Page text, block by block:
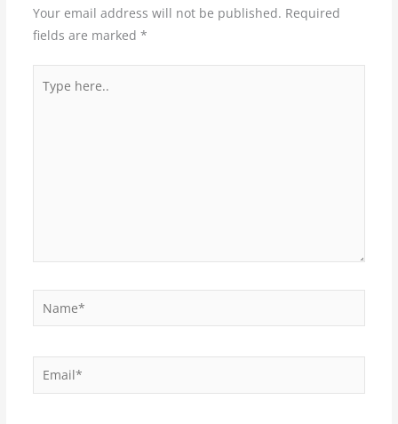
Your email address will not be published. Required
fields are marked *
here..
Email*